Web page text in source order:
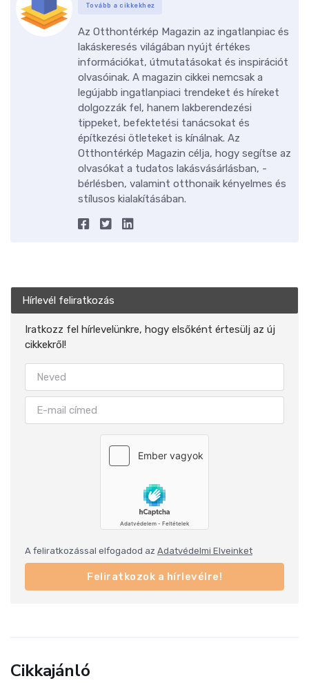
Tovább a cikkekhez
Az Otthontérkép Magazin az ingatlanpiac és
lakáskeresés világában nyújt értékes
információkat, útmutatásokat és inspirációt
olvasóinak. A magazin cikkei nemcsak a
legújabb ingatlanpiaci trendeket és híreket
dolgozzák fel, hanem lakberendezési
tippeket, befektetési tanácsokat és
építkezési ötleteket is kínálnak. Az
Otthontérkép Magazin célja, hogy segítse az
olvasókat a tudatos lakásvásárlásban, -
bérlésben, valamint otthonaik kényelmes és
stílusos kialakításában.
Hírlevél feliratkozás
Iratkozz fel hírlevelünkre, hogy elsőként értesülj az új
cikkekről!
A feliratkozással elfogadod az Adatvédelmi Elveinket
Feliratkozok a hírlevélre!
Cikkajánló